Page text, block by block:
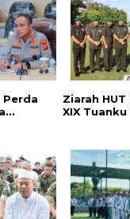
Perda
Tim
Ziarah
XIX
Khidmat